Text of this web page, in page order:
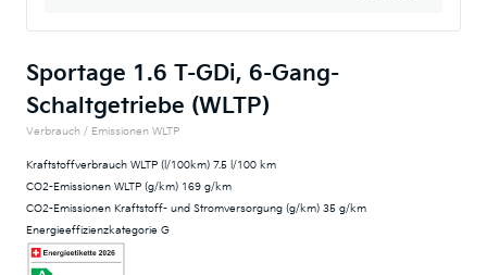
Sportage 1.6 T-GDi, 6-Gang-
Schaltgetriebe (WLTP)
Verbrauch / Emissionen WLTP
Kraftstoffverbrauch WLTP (l/100km) 7.5 l/100 km
CO2-Emissionen WLTP (g/km) 169 g/km
CO2-Emissionen Kraftstoff- und Stromversorgung (g/km) 35 g/km
Energieeffizienzkategorie G